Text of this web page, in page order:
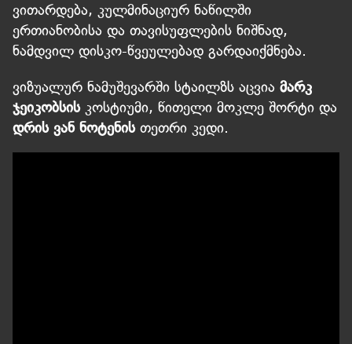
ვითარდება, კულმინაციურ ნაწილში
ერთიანობისა და თავისუფლების ნიშნად,
ნამდვილ დისკო-წვეულებად გარდაიქმნება.
ვიზუალურ ნამუშევარში სტაილზს აცვია მარკ
ჯეიკობსისკოსტიუმი, წითელი მოკლე შორტი და
დრის ვან ნოტენისთეთრი კედი.